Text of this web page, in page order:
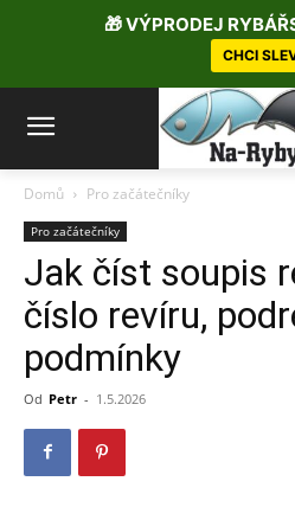
Domů Pro začátečníky
Pro začátečníky
Jak číst soupis
číslo revíru,
podmínky
Od Petr - 1.5.2026
🎁 VÝPRODEJ
CHCI